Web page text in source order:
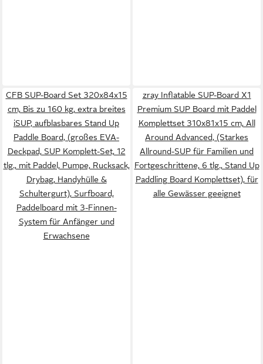
CFB SUP-Board Set 320x84x15
cm, Bis zu 160 kg, extra breites
iSUP, aufblasbares Stand Up
Paddle Board, (großes EVA-
Deckpad, SUP Komplett-Set, 12
tlg., mit Paddel, Pumpe, Rucksack,
Drybag, Handyhülle &
Schultergurt), Surfboard,
Paddelboard mit 3-Finnen-
System für Anfänger und
Erwachsene
zray Inflatable SUP-Board X1
Premium SUP Board mit Paddel
Komplettset 310x81x15 cm, All
Around Advanced, (Starkes
Allround-SUP für Familien und
Fortgeschrittene, 6 tlg., Stand Up
Paddling Board Komplettset), für
alle Gewässer geeignet